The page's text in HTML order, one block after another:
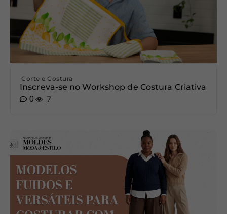
Corte e Costura
Inscreva-se no Workshop de Costura Criativa
0
7